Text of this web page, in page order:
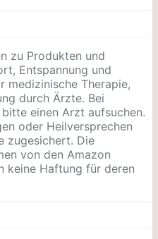
zu Produkten und
Entspannung und
medizinische Therapie,
durch Ärzte. Bei
einen Arzt aufsuchen.
oder Heilversprechen
zugesichert. Die
von den Amazon
keine Haftung für deren